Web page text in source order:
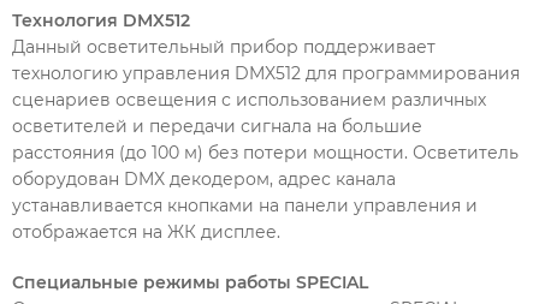
Технология DMX512
Данный осветительный прибор поддерживает
технологию управления DMX512 для программирования
сценариев освещения с использованием различных
осветителей и передачи сигнала на большие
расстояния (до 100 м) без потери мощности. Осветитель
оборудован DMX декодером, адрес канала
устанавливается кнопками на панели управления и
отображается на ЖК дисплее.
Специальные режимы работы SPECIAL